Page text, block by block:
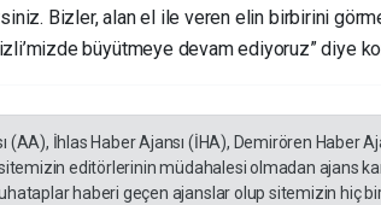
Bizler, alan el ile veren elin birbirini
büyütmeye devam ediyoruz” diye
(AA), İhlas Haber Ajansı (İHA), Demirören Haber
editörlerinin müdahalesi olmadan ajans
haberi geçen ajanslar olup sitemizin hiç